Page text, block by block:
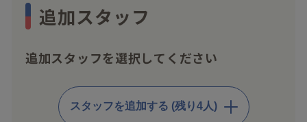
追加スタッフ
追加スタッフを選択してください
スタッフを追加する (残り4人)